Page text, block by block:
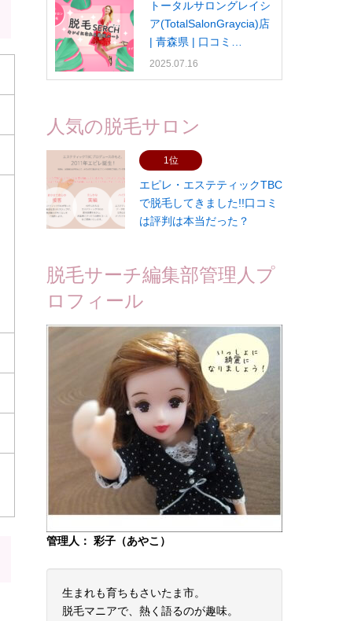
トータルサロングレイシ
ア(TotalSalonGraycia)店
| 青森県 | 口コミ…
2025.07.16
人気の脱毛サロン
1位
エピレ・エステティックTBC
で脱毛してきました!!口コミ
は評判は本当だった？
脱毛サーチ編集部管理人プ
ロフィール
管理人： 彩子（あやこ）
生まれも育ちもさいたま市。
脱毛マニアで、熱く語るのが趣味。